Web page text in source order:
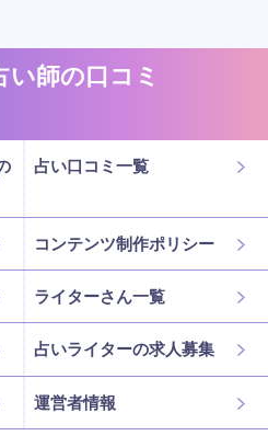
師の口コミ
占い口コミ一覧
コンテンツ制作ポリシー
ライターさん一覧
占いライターの求人募集
運営者情報